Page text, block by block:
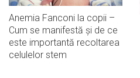
Anemia Fanconi la copii –
Cum se manifestă și de ce
este importantă recoltarea
celulelor stem